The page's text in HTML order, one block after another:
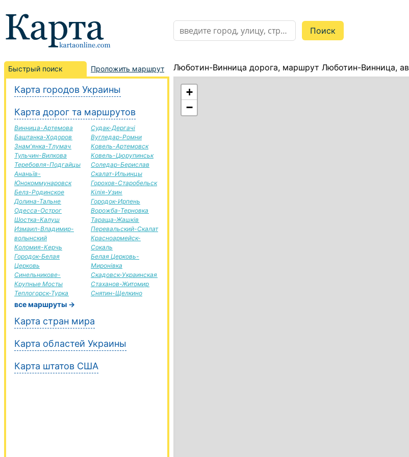
Быстрый поиск Проложить маршрут
Карта городов Украины
Карта дорог та маршрутов
Винница-Артемова
Баштанка-Ходоров
Знам'янка-Тлумач
Тульчин-Вилкова
Теребовля-Подгайцы
Ананьїв-
Юнокоммунаровск
Белз-Родинское
Долина-Тальне
Одесса-Острог
Шостка-Калуш
Измаил-Владимир-
волынский
Коломия-Керчь
Городок-Белая
Церковь
Синельникове-
Крупные Мосты
Теплогорск-Турка
Судак-Дергачі
Вугледар-Ромни
Ковель-Артемовск
Ковель-Цюрупинськ
Соледар-Берислав
Скалат-Ильинцы
Горохов-Старобельск
Кілія-Узин
Городок-Ирпень
Ворожба-Терновка
Тараща-Жашків
Перевальский-Скалат
Красноармейск-
Сокаль
Белая Церковь-
Миронівка
Скадовск-Украинская
Стаханов-Житомир
Снятин-Щелкино
все маршруты →
Карта стран мира
Карта областей Украины
Карта штатов США
Люботин-Винница дорога, маршрут Люботин-Винница,
+
−